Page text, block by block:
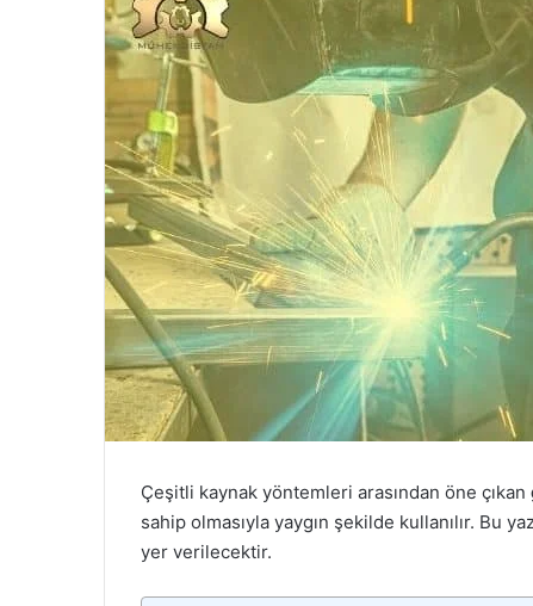
Çeşitli kaynak yöntemleri arasından öne çıkan
sahip olmasıyla yaygın şekilde kullanılır. Bu
yer verilecektir.